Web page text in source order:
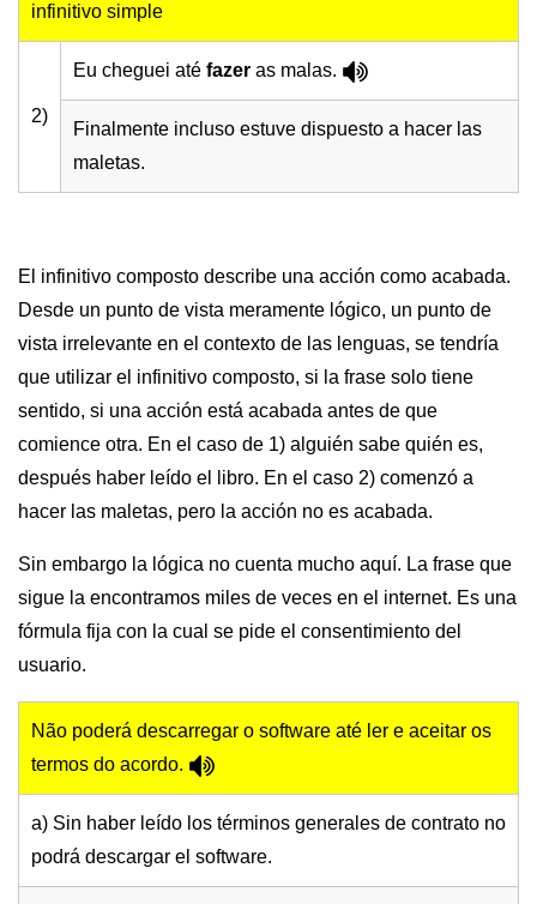
infinitivo simple
2)
Eu cheguei até fazer as malas.
Finalmente incluso estuve dispuesto a hacer las
maletas.
El infinitivo composto describe una acción como acabada.
Desde un punto de vista meramente lógico, un punto de
vista irrelevante en el contexto de las lenguas, se tendría
que utilizar el infinitivo composto, si la frase solo tiene
sentido, si una acción está acabada antes de que
comience otra. En el caso de 1) alguién sabe quién es,
después haber leído el libro. En el caso 2) comenzó a
hacer las maletas, pero la acción no es acabada.
Sin embargo la lógica no cuenta mucho aquí. La frase que
sigue la encontramos miles de veces en el internet. Es una
fórmula fija con la cual se pide el consentimiento del
usuario.
Não poderá descarregar o software até ler e aceitar os
termos do acordo.
a) Sin haber leído los términos generales de contrato no
podrá descargar el software.